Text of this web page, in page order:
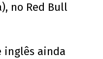
no Red Bull
inglês ainda